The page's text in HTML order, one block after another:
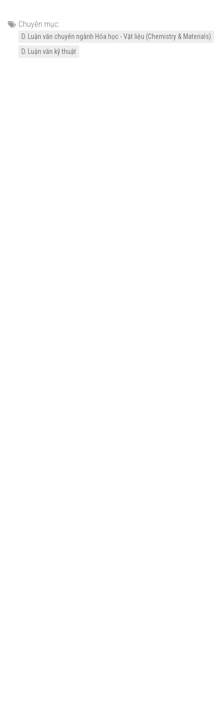
Chuyên mục:
D. Luận văn chuyên ngành Hóa học - Vật liệu (Chemistry & Materials)
D. Luận văn kỹ thuật